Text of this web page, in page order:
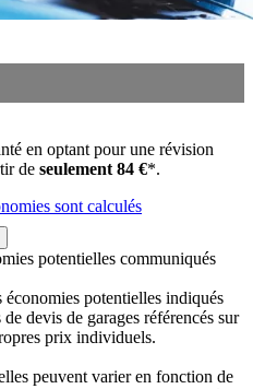
en optant pour une révision
de seulement 84 €*.
sont calculés
potentielles communiqués
potentielles indiqués
devis de garages référencés sur
prix individuels.
peuvent varier en fonction de